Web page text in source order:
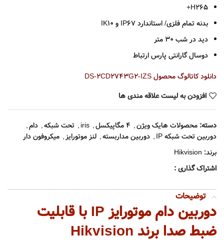
H265+
بدنه تمام فلزی/ استاندارد IP67 و IK10
دید در شب 30 متر
دوسال گارانتی پارس ارتباط
دانلود کاتالوگ محصول DS-2CD2743G2-IZS
افزودن به لیست علاقه مندی ها
دسته: محصولات هایک ویژن, 4 مگاپیکسل ,
iris
, تحت شبکه, دام,
دوربین تحت شبکه IP
, دوربین مداربسته, لنز موتورایز, میکروفون دار
برند: Hikvision
اشتراک گذاری :
توضیحات
دوربین دام موتورایز IP با قابلیت
ضبط صدا برند Hikvision